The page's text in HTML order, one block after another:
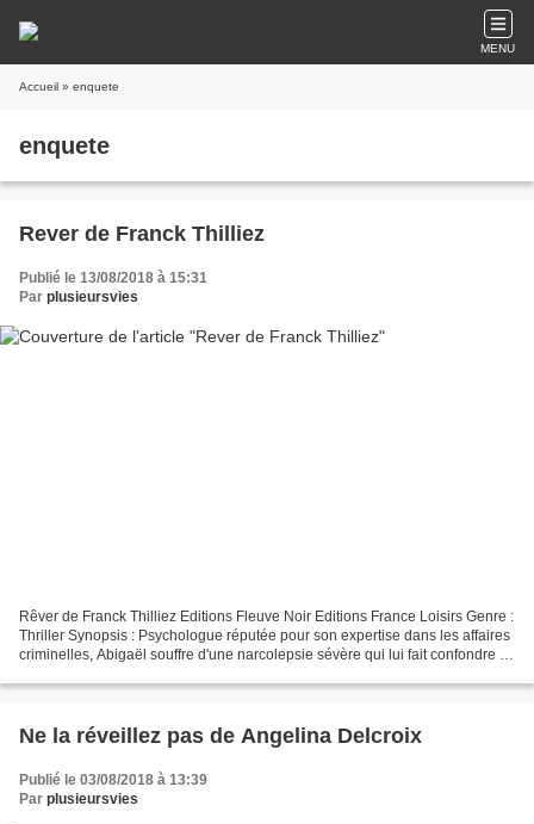
MENU
Accueil » enquete
enquete
Rever de Franck Thilliez
Publié le 13/08/2018 à 15:31
Par plusieursvies
Rêver de Franck Thilliez Editions Fleuve Noir Editions France Loisirs Genre :
Thriller Synopsis : Psychologue réputée pour son expertise dans les affaires
criminelles, Abigaël souffre d'une narcolepsie sévère qui lui fait confondre le
Ne la réveillez pas de Angelina Delcroix
Publié le 03/08/2018 à 13:39
Par plusieursvies